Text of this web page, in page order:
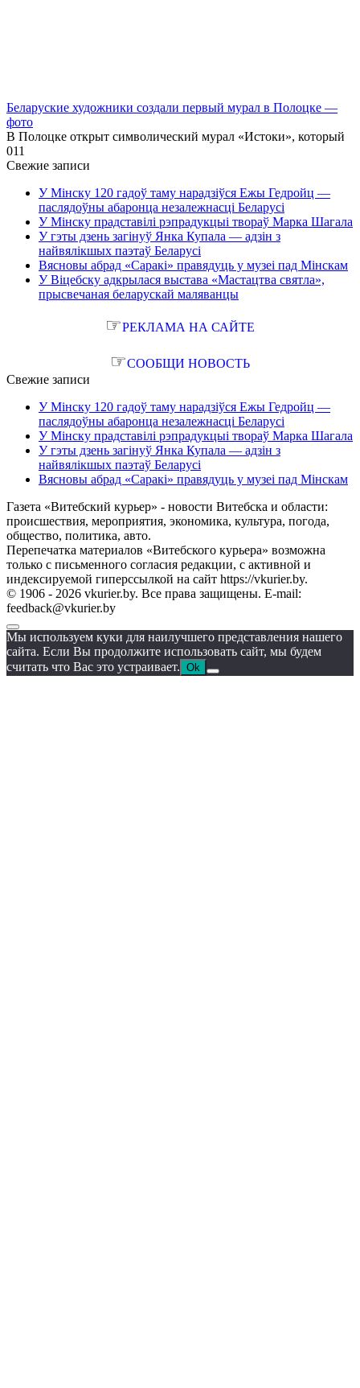
Беларуские художники создали первый мурал в Полоцке —
фото
В Полоцке открыт символический мурал «Истоки», который
011
Свежие записи
У Мінску 120 гадоў таму нарадзіўся Ежы Гедройц —
паслядоўны абаронца незалежнасці Беларусі
У Мінску прадставілі рэпрадукцыі твораў Марка Шагала
У гэты дзень загінуў Янка Купала — адзін з
найвялікшых паэтаў Беларусі
Вясновы абрад «Саракі» правядуць у музеі пад Мінскам
У Віцебску адкрылася выстава «Мастацтва святла»,
прысвечаная беларускай маляванцы
☞РЕКЛАМА НА САЙТЕ
☞СООБЩИ НОВОСТЬ
Свежие записи
У Мінску 120 гадоў таму нарадзіўся Ежы Гедройц —
паслядоўны абаронца незалежнасці Беларусі
У Мінску прадставілі рэпрадукцыі твораў Марка Шагала
У гэты дзень загінуў Янка Купала — адзін з
найвялікшых паэтаў Беларусі
Вясновы абрад «Саракі» правядуць у музеі пад Мінскам
Газета «Витебский курьер» - новости Витебска и области:
происшествия, мероприятия, экономика, культура, погода,
общество, политика, авто.
Перепечатка материалов «Витебского курьера» возможна
только с письменного согласия редакции, с активной и
индексируемой гиперссылкой на сайт https://vkurier.by.
© 1906 - 2026 vkurier.by. Все права защищены. E-mail:
feedback@vkurier.by
Мы используем куки для наилучшего представления нашего
сайта. Если Вы продолжите использовать сайт, мы будем
считать что Вас это устраивает. Ok